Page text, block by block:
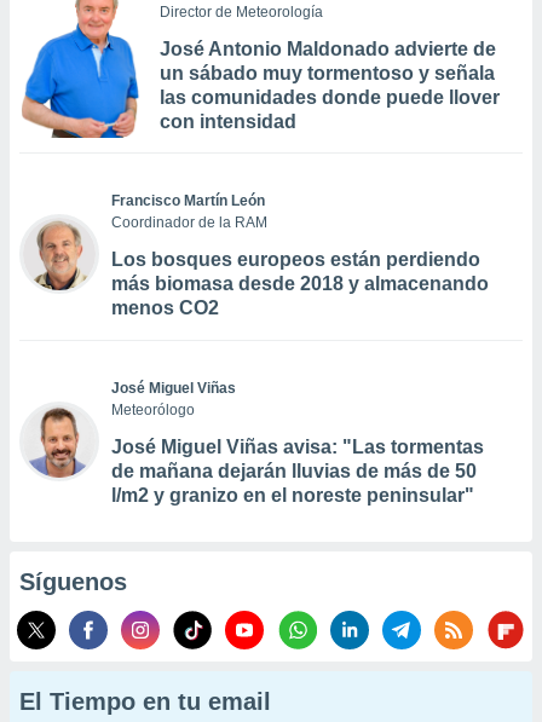
Director de Meteorología
José Antonio Maldonado advierte de
un sábado muy tormentoso y señala
las comunidades donde puede llover
con intensidad
Francisco Martín León
Coordinador de la RAM
Los bosques europeos están perdiendo
más biomasa desde 2018 y almacenando
menos CO2
José Miguel Viñas
Meteorólogo
José Miguel Viñas avisa: "Las tormentas
de mañana dejarán lluvias de más de 50
l/m2 y granizo en el noreste peninsular"
Síguenos
El Tiempo en tu email